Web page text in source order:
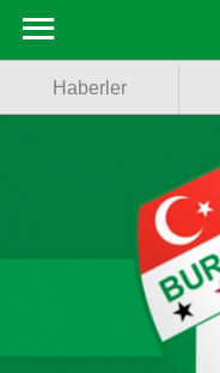
Fotoğraflar
Basketbol
Voleybol
Puan Durumu
MENU
Haberler